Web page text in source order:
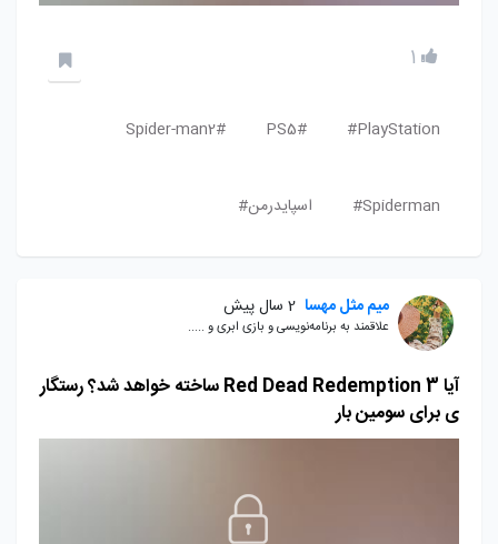
1
PlayStation#
PS5#
Spider-man2#
Spiderman# اسپایدرمن#
میم مثل مهسا 2 سال پیش
علاقمند به برنامه‌نویسی و بازی ابری و .....
آیا Red Dead Redemption 3 ساخته خواهد شد؟ رستگار
ی برای سومین بار